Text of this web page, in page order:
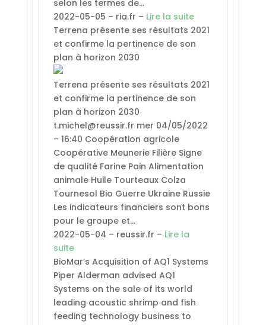
selon les termes de…
2022-05-05 – ria.fr – Lire la suite
Terrena présente ses résultats 2021
et confirme la pertinence de son
plan à horizon 2030
Terrena présente ses résultats 2021
et confirme la pertinence de son
plan à horizon 2030
t.michel@reussir.fr mer 04/05/2022
– 16:40 Coopération agricole
Coopérative Meunerie Filière Signe
de qualité Farine Pain Alimentation
animale Huile Tourteaux Colza
Tournesol Bio Guerre Ukraine Russie
Les indicateurs financiers sont bons
pour le groupe et…
2022-05-04 – reussir.fr – Lire la
suite
BioMar’s Acquisition of AQ1 Systems
Piper Alderman advised AQ1
Systems on the sale of its world
leading acoustic shrimp and fish
feeding technology business to